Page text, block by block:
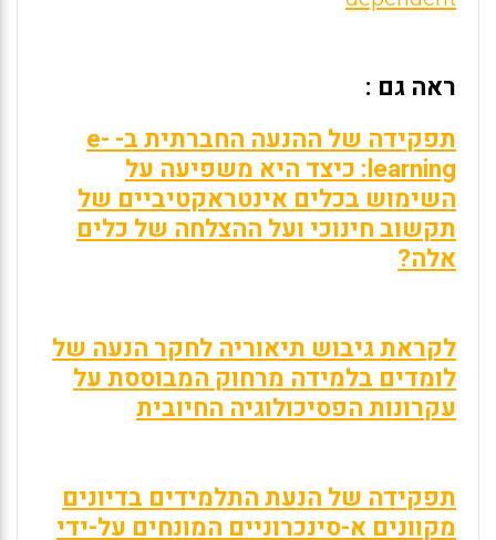
ראה גם :
תפקידה של ההנעה החברתית ב- e-
learning: כיצד היא משפיעה על
השימוש בכלים אינטראקטיביים של
תקשוב חינוכי ועל ההצלחה של כלים
אלה?
לקראת גיבוש תיאוריה לחקר הנעה של
לומדים בלמידה מרחוק המבוססת על
עקרונות הפסיכולוגיה החיובית
תפקידה של הנעת התלמידים בדיונים
מקוונים א-סינכרוניים המונחים על-ידי